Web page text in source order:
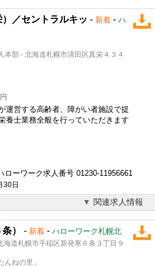
／セントラルキッ - 新着 - ハ
部 - 北海道札幌市清田区真栄４３４
運営する高齢者、障がい者施設で提
養士業務全般を行っていただきます
ーワーク求人番号 01230-11956661
30日
関連求人情報
） - 新着 - ハローワーク札幌北
道札幌市手稲区新発寒６条３丁目９
んねの里」